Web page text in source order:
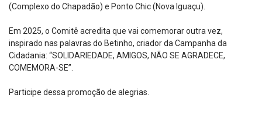
(Complexo do Chapadão) e Ponto Chic (Nova Iguaçu).
Em 2025, o Comitê acredita que vai comemorar outra vez,
inspirado nas palavras do Betinho, criador da Campanha da
Cidadania: “SOLIDARIEDADE, AMIGOS, NÃO SE AGRADECE,
COMEMORA-SE”.
Participe dessa promoção de alegrias.